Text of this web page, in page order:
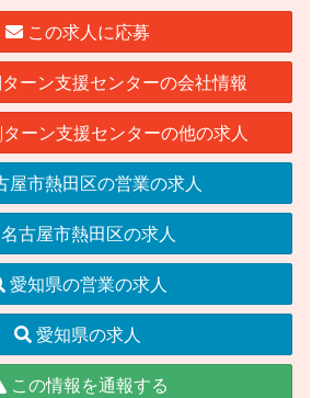
この求人に応募
ターン支援センターの会社情報
ターン支援センターの他の求人
屋市熱田区の営業の求人
名古屋市熱田区の求人
愛知県の営業の求人
愛知県の求人
この情報を通報する